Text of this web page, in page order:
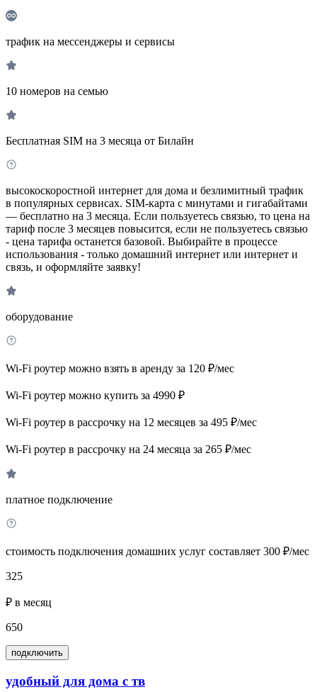
трафик на мессенджеры и сервисы
10 номеров на семью
Бесплатная SIM на 3 месяца от Билайн
высокоскоростной интернет для дома и безлимитный трафик
в популярных сервисах. SIM-карта с минутами и гигабайтами
— бесплатно на 3 месяца. Если пользуетесь связью, то цена на
тариф после 3 месяцев повысится, если не пользуетесь связью
- цена тарифа останется базовой. Выбирайте в процессе
использования - только домашний интернет или интернет и
связь, и оформляйте заявку!
оборудование
Wi-Fi роутер можно взять в аренду за 120 ₽/мес
Wi-Fi роутер можно купить за 4990 ₽
Wi-Fi роутер в рассрочку на 12 месяцев за 495 ₽/мес
Wi-Fi роутер в рассрочку на 24 месяца за 265 ₽/мес
платное подключение
стоимость подключения домашних услуг составляет 300 ₽/мес
325
₽ в месяц
650
подключить
удобный для дома с тв